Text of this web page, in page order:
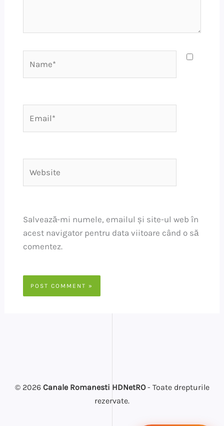
Salvează-mi numele, emailul și site-ul web în
acest navigator pentru data viitoare când o să
comentez.
© 2026 Canale Romanesti HDNetRO- Toate drepturile
rezervate.